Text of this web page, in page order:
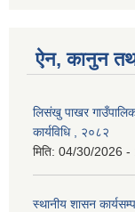
ऐन, कानुन
लिसंखु पाखर
कार्यविधि , २०८२
मिति: 04/30/2026 -
स्थानीय शासन